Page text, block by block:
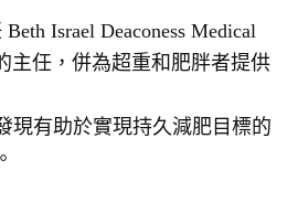
Israel Deaconess Medical
主任，併為超重和肥胖者提供
現有助於實現持久減肥目標的